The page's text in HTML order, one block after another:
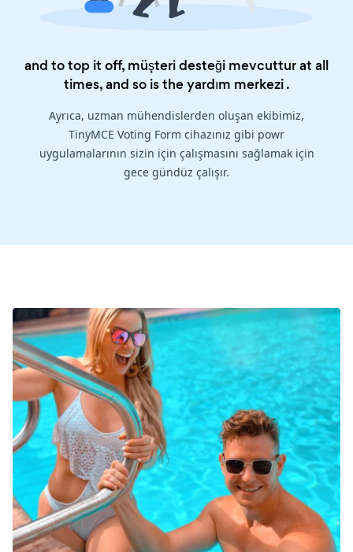
and to top it off, müşteri desteği mevcuttur at all
times, and so is theyardım merkezi.
Ayrıca, uzman mühendislerden oluşan ekibimiz,
TinyMCE Voting Form cihazınız gibi powr
uygulamalarının sizin için çalışmasını sağlamak için
gece gündüz çalışır.